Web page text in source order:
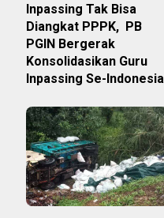
Inpassing Tak Bisa
Diangkat PPPK, PB
PGIN Bergerak
Konsolidasikan Guru
Inpassing Se-Indonesia